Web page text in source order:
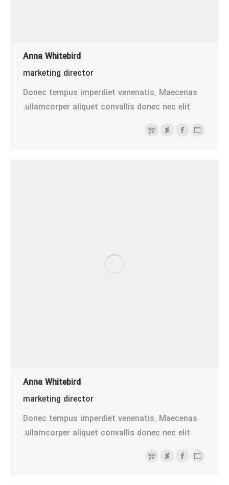
Anna Whitebird
marketing director
Donec tempus imperdiet venenatis. Maecenas
ullamcorper aliquet convallis donec nec elit.
وبلاگفیسبوکDeviantart
500
Anna Whitebird
marketing director
Donec tempus imperdiet venenatis. Maecenas
ullamcorper aliquet convallis donec nec elit.
وبلاگفیسبوکDeviantart
500